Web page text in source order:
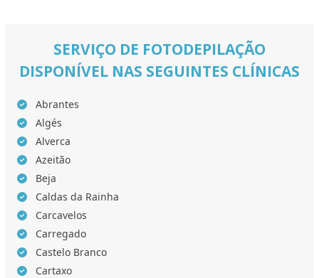
SERVIÇO DE FOTODEPILAÇÃO
DISPONÍVEL NAS SEGUINTES CLÍNICAS
Abrantes
Algés
Alverca
Azeitão
Beja
Caldas da Rainha
Carcavelos
Carregado
Castelo Branco
Cartaxo